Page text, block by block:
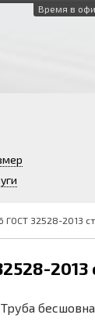
Время в
ГОСТ 32528-2013
2013